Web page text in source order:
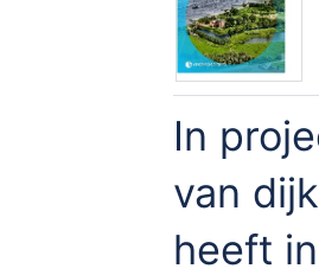
In
van
heeft